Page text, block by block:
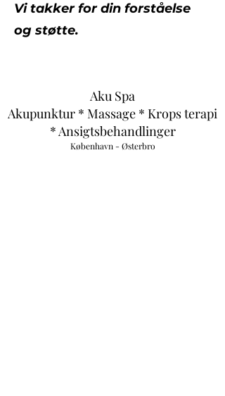
Vi takker for din forståelse
og støtte.
Aku Spa
Akupunktur * Massage * Krops terapi
* Ansigtsbehandlinger
København - Østerbro